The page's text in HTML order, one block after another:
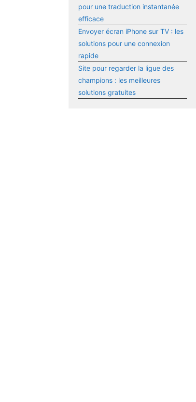
pour une traduction instantanée
efficace
Envoyer écran iPhone sur TV : les
solutions pour une connexion
rapide
Site pour regarder la ligue des
champions : les meilleures
solutions gratuites